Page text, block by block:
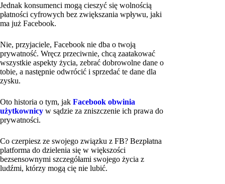
Jednak konsumenci mogą cieszyć się wolnością
płatności cyfrowych bez zwiększania wpływu, jaki
ma już Facebook.
Nie, przyjaciele, Facebook nie dba o twoją
prywatność. Wręcz przeciwnie, chcą zaatakować
wszystkie aspekty życia, zebrać dobrowolne dane o
tobie, a następnie odwrócić i sprzedać te dane dla
zysku.
Oto historia o tym, jak Facebook obwinia
użytkownicy w sądzie za zniszczenie ich prawa do
prywatności.
Co czerpiesz ze swojego związku z FB? Bezpłatna
platforma do dzielenia się w większości
bezsensownymi szczegółami swojego życia z
ludźmi, którzy mogą cię nie lubić.